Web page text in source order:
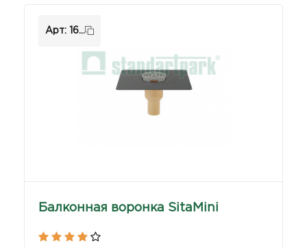
Арт: 16...
Балконная воронка SitaMini